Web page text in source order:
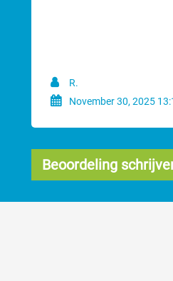
kunt proberen en zodoende uit
raden. De eerste reden hiervoor is
Wanneer je exact weet welke
R.
November 30, 2025
Beoordeling